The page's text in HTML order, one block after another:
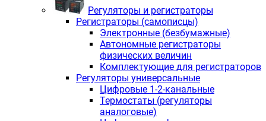
Регуляторы и регистраторы
Регистраторы (самописцы)
Электронные (безбумажные)
Автономные регистраторы
физических величин
Комплектующие для регистраторов
Регуляторы универсальные
Цифровые 1-2-канальные
Термостаты (регуляторы
аналоговые)